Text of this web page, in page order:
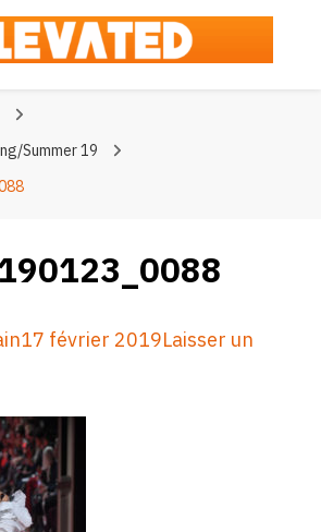
Summer 19
17 février 2019Laisser un